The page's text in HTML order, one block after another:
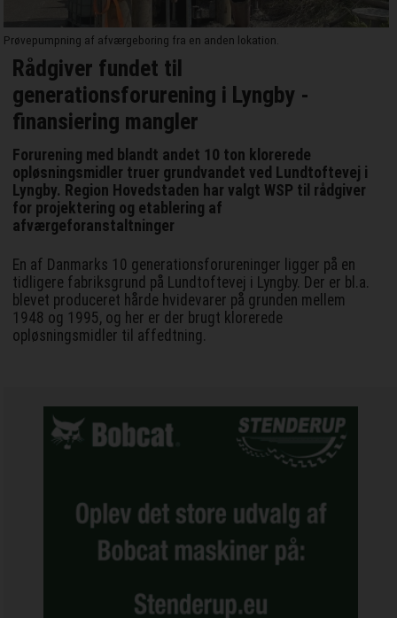
Prøvepumpning af afværgeboring fra en anden lokation.
Rådgiver fundet til
generationsforurening i Lyngby -
finansiering mangler
Forurening med blandt andet 10 ton klorerede
opløsningsmidler truer grundvandet ved Lundtoftevej i
Lyngby. Region Hovedstaden har valgt WSP til rådgiver
for projektering og etablering af
afværgeforanstaltninger
En af Danmarks 10 generationsforureninger ligger på en
tidligere fabriksgrund på Lundtoftevej i Lyngby. Der er bl.a.
blevet produceret hårde hvidevarer på grunden mellem
1948 og 1995, og her er der brugt klorerede
opløsningsmidler til affedtning.